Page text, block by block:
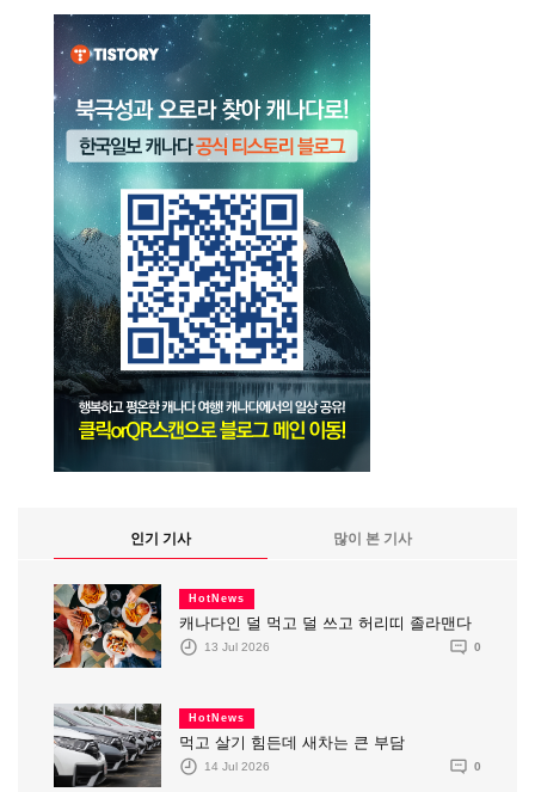
인기 기사 많이 본 기사
HotNews
캐나다인 덜 먹고 덜 쓰고 허리띠 졸라맨다
13 Jul 2026 0
HotNews
먹고 살기 힘든데 새차는 큰 부담
14 Jul 2026 0